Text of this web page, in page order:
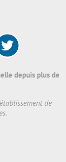
depuis plus de
de